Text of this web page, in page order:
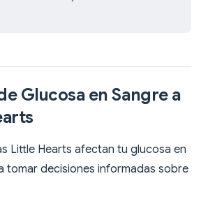
Glucosa en Sangre a
Little Hearts afectan tu glucosa en
tomar decisiones informadas sobre